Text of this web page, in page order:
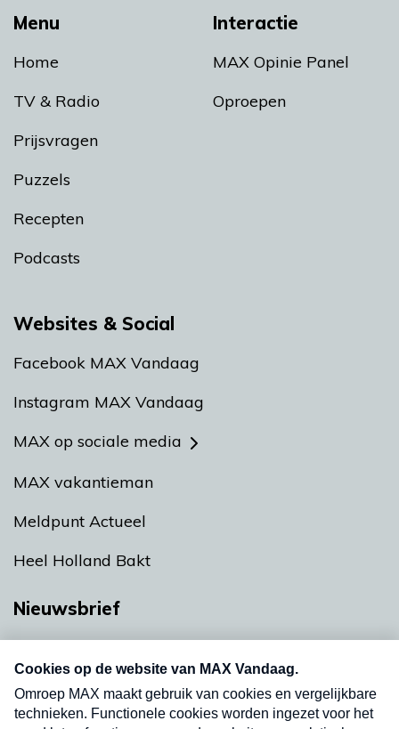
Menu
Home
TV & Radio
Prijsvragen
Puzzels
Recepten
Podcasts
Interactie
MAX Opinie Panel
Oproepen
Websites & Social
Facebook MAX Vandaag
Instagram MAX Vandaag
MAX op sociale media
MAX vakantieman
Meldpunt Actueel
Heel Holland Bakt
Nieuwsbrief
nieuwsbrief. Elke vrijdag- en dinsdagochtend in
uw mailbox.